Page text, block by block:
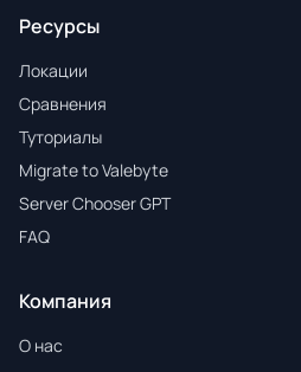
Ресурсы
Локации
Сравнения
Туториалы
Migrate to Valebyte
Server Chooser GPT
FAQ
Компания
О нас